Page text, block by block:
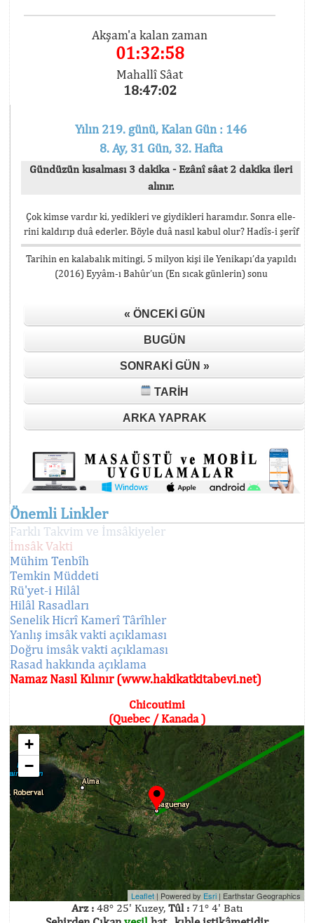
Akşam'a kalan zaman
01:32:58
Mahallî Sâat
18:47:02
Yılın 219. günü, Kalan Gün : 146
8. Ay, 31 Gün, 32. Hafta
Gündüzün kısalması 3 dakika - Ezânî sâat 2 dakika ileri
alınır.
Çok kimse vardır ki, yedikleri ve giydikleri haramdır. Sonra elle-
rini kaldırıp duâ ederler. Böyle duâ nasıl kabul olur? Hadîs-i şerîf
Tarihin en kalabalık mitingi, 5 milyon kişi ile Yenikapı’da yapıldı
(2016) Eyyâm-ı Bahûr’un (En sıcak günlerin) sonu
« ÖNCEKI GÜN
BUGÜN
SONRAKI GÜN »
TARIH
ARKA YAPRAK
Önemli Linkler
Farklı Takvim ve İmsâkiyeler
İmsâk Vakti
Mühim Tenbîh
Temkin Müddeti
Rü'yet-i Hilâl
Hilâl Rasadları
Senelik Hicrî Kamerî Târîhler
Yanlış imsâk vakti açıklaması
Doğru imsâk vakti açıklaması
Rasad hakkında açıklama
Namaz Nasıl Kılınır (www.hakikatkitabevi.net)
Chicoutimi
(Quebec / Kanada )
+
−
Leaflet| Powered by Esri | Earthstar Geographics
Arz : 48° 25' Kuzey, Tûl : 71° 4' Batı